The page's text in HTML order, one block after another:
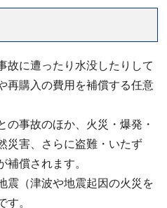
故に遭ったり水没したりして
再購入の費用を補償する任意
の事故のほか、火災・爆発・
災害、さらに盗難・いたず
補償されます。
震（津波や地震起因の火災を
す。